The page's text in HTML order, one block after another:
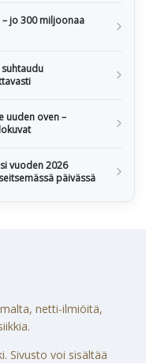
jo 300 miljoonaa
uuden oven –
vuoden 2026
päivässä
netti-ilmiöitä,
Sivusto voi sisältää